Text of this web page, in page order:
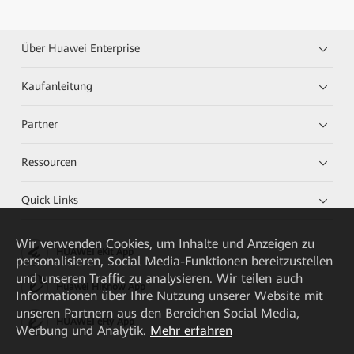
Über Huawei Enterprise
Kaufanleitung
Partner
Ressourcen
Quick Links
HUAWEI eKit App
Huawei HiKnow App
HUAWEI eFly App
Wir verwenden Cookies, um Inhalte und Anzeigen zu
personalisieren, Social Media-Funktionen bereitzustellen
und unseren Traffic zu analysieren. Wir teilen auch
Informationen über Ihre Nutzung unserer Website mit
unseren Partnern aus den Bereichen Social Media,
Werbung und Analytik. Mehr erfahren